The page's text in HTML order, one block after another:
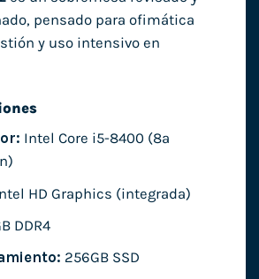
pensado para ofimática
y uso intensivo en
Intel Core i5-8400 (8ª
HD Graphics (integrada)
DDR4
256GB SSD